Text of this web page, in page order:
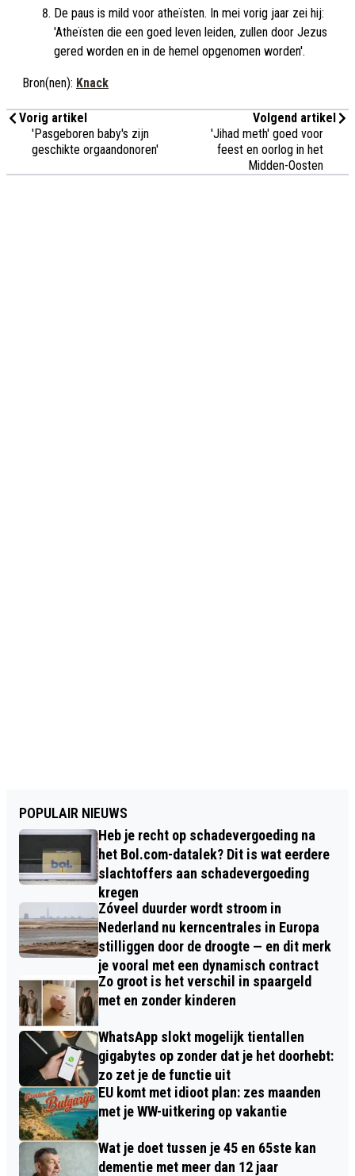
De paus is mild voor atheïsten. In mei vorig jaar zei hij:
'Atheïsten die een goed leven leiden, zullen door Jezus
gered worden en in de hemel opgenomen worden'.
Bron(nen): Knack
Vorig artikel
'Pasgeboren baby's zijn
geschikte orgaandonoren'
Volgend artikel
'Jihad meth' goed voor
feest en oorlog in het
Midden-Oosten
POPULAIR NIEUWS
Heb je recht op schadevergoeding na
het Bol.com-datalek? Dit is wat eerdere
slachtoffers aan schadevergoeding
kregen
Zóveel duurder wordt stroom in
Nederland nu kerncentrales in Europa
stilliggen door de droogte — en dit merk
je vooral met een dynamisch contract
Zo groot is het verschil in spaargeld
met en zonder kinderen
WhatsApp slokt mogelijk tientallen
gigabytes op zonder dat je het doorhebt:
zo zet je de functie uit
EU komt met idioot plan: zes maanden
met je WW-uitkering op vakantie
Wat je doet tussen je 45 en 65ste kan
dementie met meer dan 12 jaar